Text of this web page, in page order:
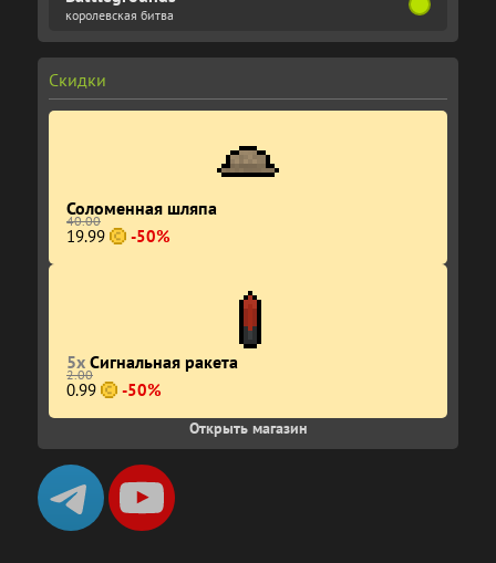
королевская битва
Скидки
Соломенная шляпа
40.00
19.99 -50%
5x Сигнальная ракета
2.00
0.99 -50%
Открыть магазин